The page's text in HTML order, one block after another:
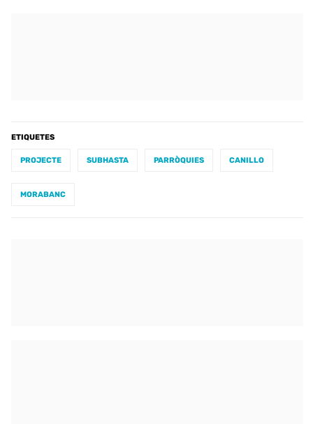
ETIQUETES
PROJECTE SUBHASTA PARRÒQUIES CANILLO
MORABANC